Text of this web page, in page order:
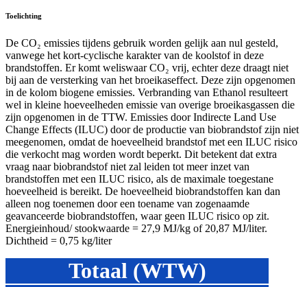
Toelichting
De CO₂ emissies tijdens gebruik worden gelijk aan nul gesteld,
vanwege het kort-cyclische karakter van de koolstof in deze
brandstoffen. Er komt weliswaar CO₂ vrij, echter deze draagt niet
bij aan de versterking van het broeikaseffect. Deze zijn opgenomen
in de kolom biogene emissies. Verbranding van Ethanol resulteert
wel in kleine hoeveelheden emissie van overige broeikasgassen die
zijn opgenomen in de TTW. Emissies door Indirecte Land Use
Change Effects (ILUC) door de productie van biobrandstof zijn niet
meegenomen, omdat de hoeveelheid brandstof met een ILUC risico
die verkocht mag worden wordt beperkt. Dit betekent dat extra
vraag naar biobrandstof niet zal leiden tot meer inzet van
brandstoffen met een ILUC risico, als de maximale toegestane
hoeveelheid is bereikt. De hoeveelheid biobrandstoffen kan dan
alleen nog toenemen door een toename van zogenaamde
geavanceerde biobrandstoffen, waar geen ILUC risico op zit.
Energieinhoud/ stookwaarde = 27,9 MJ/kg of 20,87 MJ/liter.
Dichtheid = 0,75 kg/liter
Totaal (WTW)